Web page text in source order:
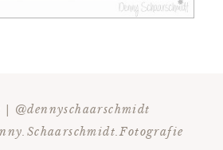
@dennyschaarschmidt